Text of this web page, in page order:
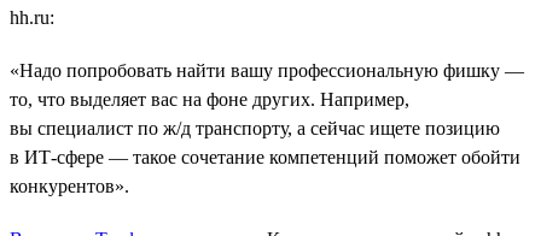
hh.ru:
«Надо попробовать найти вашу профессиональную фишку ―
то, что выделяет вас на фоне других. Например,
вы специалист по ж/д транспорту, а сейчас ищете позицию
в ИТ-сфере ― такое сочетание компетенций поможет обойти
конкурентов».